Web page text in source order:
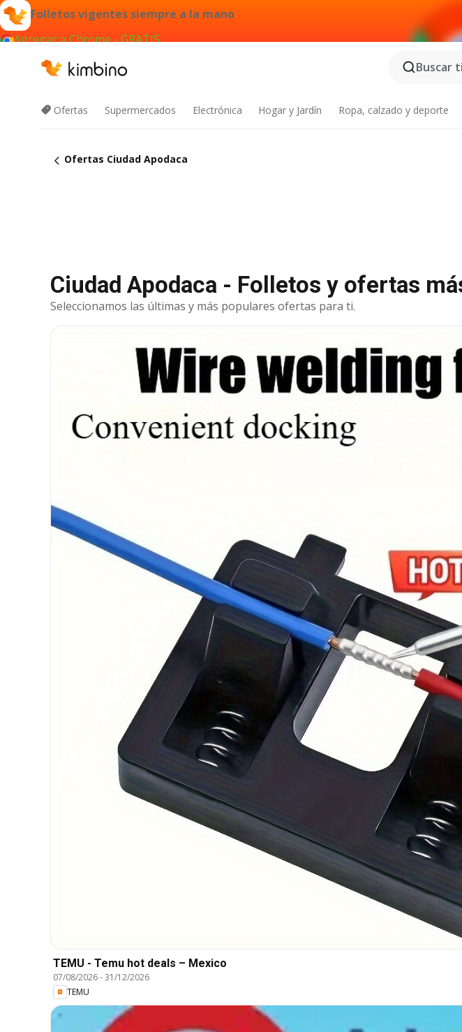
Folletos vigentes siempre a la mano
Agregar a Chrome - GRATIS
Buscar
Ofertas Supermercados Electrónica Hogar y Jardín Ropa, calzado y deporte
Ofertas Ciudad Apodaca
Ciudad Apodaca - Folletos y ofertas
Seleccionamos las últimas y más populares ofertas para ti.
TEMU - Temu hot deals – Mexico
07/08/2026-31/12/2026
TEMU